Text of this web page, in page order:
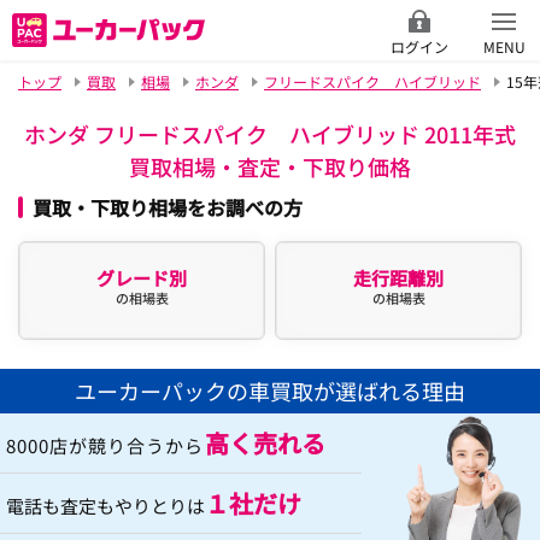
ログイン
MENU
トップ
買取 相場 ホンダ フリードスパイク ハイブリッド 15
ホンダ フリードスパイク ハイブリッド 2011年式
買取相場・査定・下取り価格
買取・下取り相場をお調べの方
グレード別
の相場表
走行距離別
の相場表
ユーカーパックの車買取が選ばれる理由
8000店が競り合うから 高く売れる
電話も査定もやりとりは １社だけ